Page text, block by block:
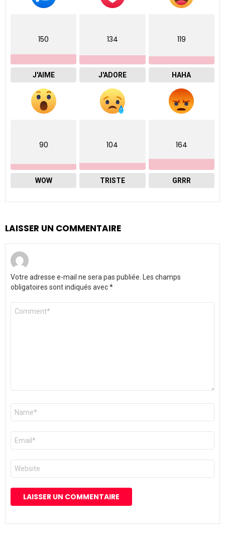
150
J'AIME
134
J'ADORE
119
HAHA
90
WOW
104
TRISTE
164
GRRR
LAISSER UN COMMENTAIRE
Votre adresse e-mail ne sera pas publiée.
Les champs
obligatoires sont indiqués avec*
Commentaire
Nom
E-
mail
*
Site
web